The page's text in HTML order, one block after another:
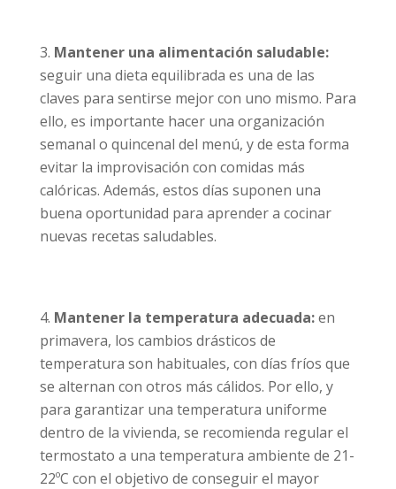
Mantener una alimentación saludable:
seguir una dieta equilibrada es una de las
claves para sentirse mejor con uno mismo. Para
ello, es importante hacer una organización
semanal o quincenal del menú, y de esta forma
evitar la improvisación con comidas más
calóricas. Además, estos días suponen una
buena oportunidad para aprender a cocinar
nuevas recetas saludables.
Mantener la temperatura adecuada:en
primavera, los cambios drásticos de
temperatura son habituales, con días fríos que
se alternan con otros más cálidos. Por ello, y
para garantizar una temperatura uniforme
dentro de la vivienda, se recomienda regular el
termostato a una temperatura ambiente de 21-
22ºC con el objetivo de conseguir el mayor